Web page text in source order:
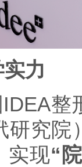
力
研究
实现“